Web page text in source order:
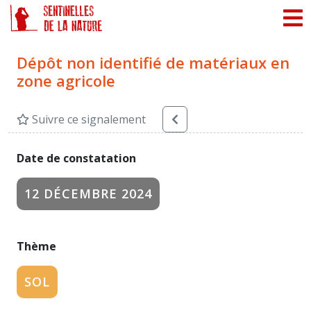
Dépôt non identifié de matériaux en
zone agricole
Suivre ce signalement
Date de constatation
12 DÉCEMBRE 2024
Thème
SOL
Panneau de gestion des cookies